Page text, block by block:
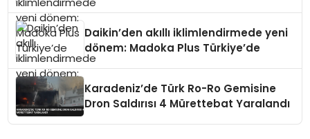
Daikin’den akıllı iklimlendirmede yeni
dönem: Madoka Plus Türkiye’de
Karadeniz’de Türk Ro-Ro Gemisine
Dron Saldırısı 4 Mürettebat Yaralandı